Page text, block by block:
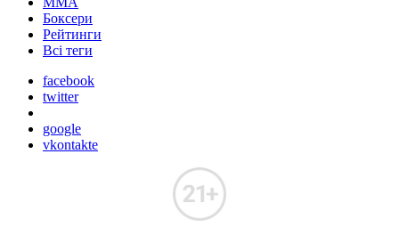
Боксери
Рейтинги
Всі теги
facebook
twitter
google
vkontakte